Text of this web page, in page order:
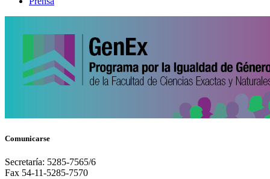
Comunicarse
Secretaría: 5285-7565/6
Fax 54-11-5285-7570